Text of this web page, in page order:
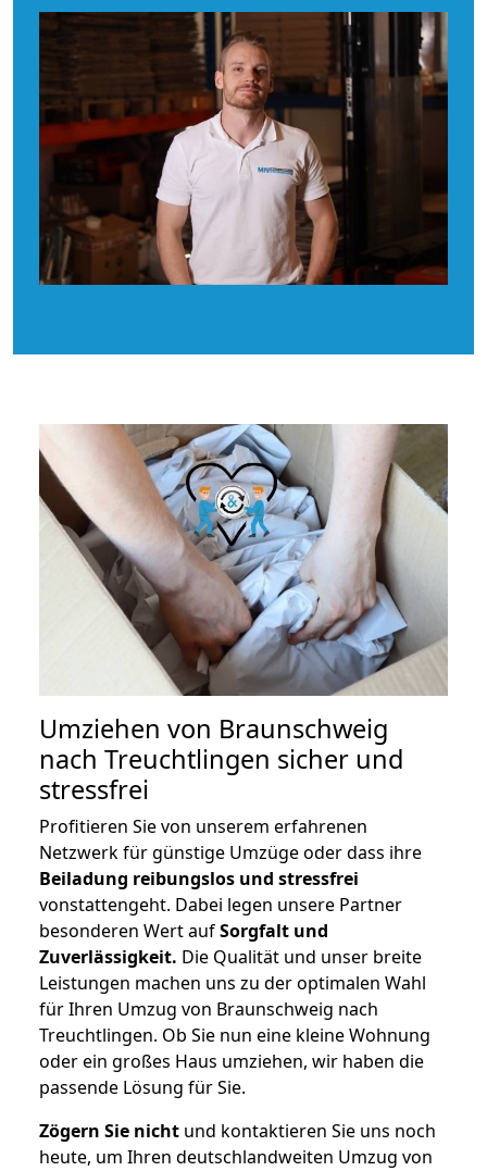
Umziehen von Braunschweig
nach Treuchtlingen sicher und
stressfrei
Profitieren Sie von unserem erfahrenen
Netzwerk für günstige Umzüge oder dass ihre
Beiladung reibungslos und stressfrei
vonstattengeht. Dabei legen unsere Partner
besonderen Wert aufSorgfalt und
Zuverlässigkeit. Die Qualität und unser breite
Leistungen machen uns zu der optimalen Wahl
für Ihren Umzug von Braunschweig nach
Treuchtlingen. Ob Sie nun eine kleine Wohnung
oder ein großes Haus umziehen, wir haben die
passende Lösung für Sie.
Zögern Sie nicht und kontaktieren Sie uns noch
heute, um Ihren deutschlandweiten Umzug von